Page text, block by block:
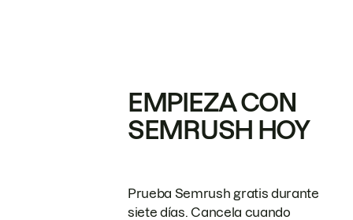
EMPIEZA CON
SEMRUSH HOY
Prueba Semrush gratis durante
siete días. Cancela cuando